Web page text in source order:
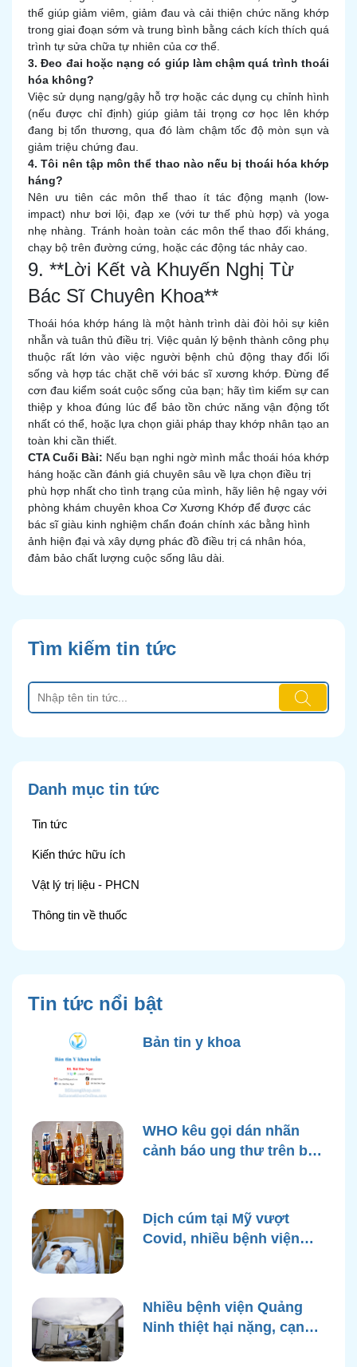
thể giúp giảm viêm, giảm đau và cải thiện chức năng khớp
trong giai đoạn sớm và trung bình bằng cách kích thích quá
trình tự sửa chữa tự nhiên của cơ thể.
3. Đeo đai hoặc nạng có giúp làm chậm quá trình thoái
hóa không?
Việc sử dụng nạng/gậy hỗ trợ hoặc các dụng cụ chỉnh hình
(nếu được chỉ định) giúp giảm tải trọng cơ học lên khớp
đang bị tổn thương, qua đó làm chậm tốc độ mòn sụn và
giảm triệu chứng đau.
4. Tôi nên tập môn thể thao nào nếu bị thoái hóa khớp
háng?
Nên ưu tiên các môn thể thao ít tác động mạnh (low-
impact) như bơi lội, đạp xe (với tư thế phù hợp) và yoga
nhẹ nhàng. Tránh hoàn toàn các môn thể thao đối kháng,
chạy bộ trên đường cứng, hoặc các động tác nhảy cao.
9. **Lời Kết và Khuyến Nghị Từ
Bác Sĩ Chuyên Khoa**
Thoái hóa khớp háng là một hành trình dài đòi hỏi sự kiên
nhẫn và tuân thủ điều trị. Việc quản lý bệnh thành công phụ
thuộc rất lớn vào việc người bệnh chủ động thay đổi lối
sống và hợp tác chặt chẽ với bác sĩ xương khớp. Đừng để
cơn đau kiểm soát cuộc sống của bạn; hãy tìm kiếm sự can
thiệp y khoa đúng lúc để bảo tồn chức năng vận động tốt
nhất có thể, hoặc lựa chọn giải pháp thay khớp nhân tạo an
toàn khi cần thiết.
CTA Cuối Bài: Nếu bạn nghi ngờ mình mắc thoái hóa khớp
háng hoặc cần đánh giá chuyên sâu về lựa chọn điều trị
phù hợp nhất cho tình trạng của mình, hãy liên hệ ngay với
phòng khám chuyên khoa Cơ Xương Khớp để được các
bác sĩ giàu kinh nghiệm chẩn đoán chính xác bằng hình
ảnh hiện đại và xây dựng phác đồ điều trị cá nhân hóa,
đảm bảo chất lượng cuộc sống lâu dài.
Tìm kiếm tin tức
Danh mục tin tức
Tin tức
Kiến thức hữu ích
Vật lý trị liệu - PHCN
Thông tin về thuốc
Tin tức nổi bật
Bản tin y khoa
WHO kêu gọi dán nhãn
cảnh báo ung thư trên bao
Dịch cúm tại Mỹ vượt
Covid, nhiều bệnh viện
Nhiều bệnh viện Quảng
Ninh thiệt hại nặng, cạn